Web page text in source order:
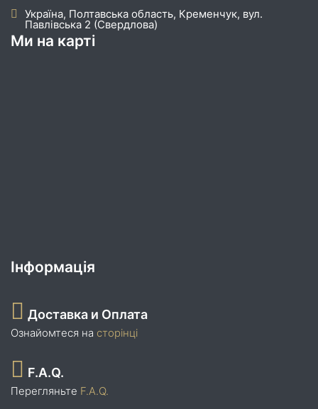
Україна, Полтавська область, Кременчук, вул.
Павлівська 2 (Свердлова)
Ми на карті
Інформація
Доставка и Оплата
Ознайомтеся на сторінці
F.A.Q.
Перегляньте F.A.Q.